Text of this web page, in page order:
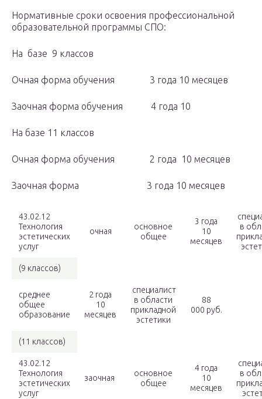
Нормативные сроки освоения профессиональной
образовательной программы СПО:
На базе 9 классов
Очная форма обучения 3 года 10 месяцев
Заочная форма обучения 4 года 10
На базе 11 классов
Очная форма обучения 2 года 10 месяцев
Заочная форма 3 года 10 месяцев
43.02.12
Технология
эстетических
услуг
очная
основное
общее
3 года
10
месяцев
в
(9 классов)
среднее
общее
образование
2 года
10
месяцев
специалист
в области
прикладной
эстетики
88
000 руб.
(11 классов)
43.02.12
Технология
эстетических
услуг
заочная
основное
общее
4 года
10
месяцев
в